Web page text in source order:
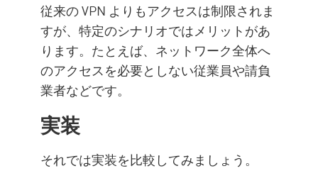
従来の VPN よりもアクセスは制限されま
すが、特定のシナリオではメリットがあ
ります。たとえば、ネットワーク全体へ
のアクセスを必要としない従業員や請負
業者などです。
実装
それでは実装を比較してみましょう。